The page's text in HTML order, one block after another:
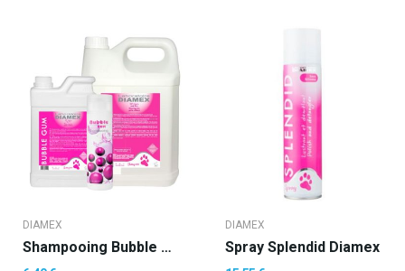
DIAMEX
Shampooing Bubble Gum
DIAMEX
Spray Splendid Diamex